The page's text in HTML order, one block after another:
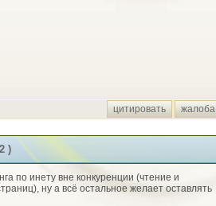
цитировать жалоба
)
по инету вне конкуренции (чтение и
ну а всё остальное желает оставлять